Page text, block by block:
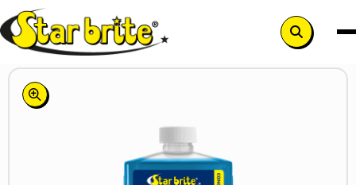
Zoek
knop